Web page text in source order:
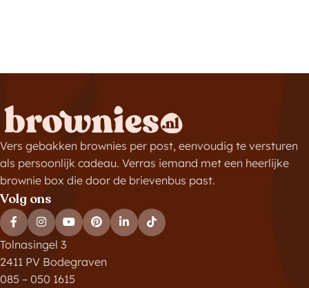
Vers gebakken brownies per post, eenvoudig te versturen
als persoonlijk cadeau. Verras iemand met een heerlijke
brownie box die door de brievenbus past.
Volg ons
Tolnasingel 3
2411 PV Bodegraven
085 – 050 1615